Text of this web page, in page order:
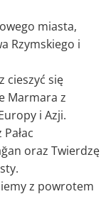
miasta,
Rzymskiego i
cieszyć się
Marmara z
i Azji.
oraz Twierdzę
z powrotem